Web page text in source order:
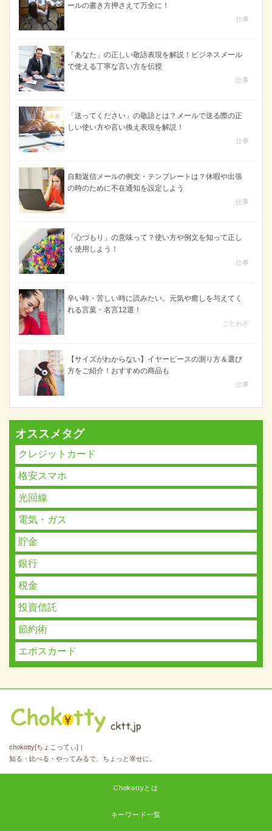
ールの書き方押さえて万全に！
仕事
「あなた」の正しい敬語表現を解説！ビジネスメール
で使える丁寧な言い方を伝授
仕事
「送ってください」の敬語とは？メールで送る際の正
しい使い方や言い換え表現を解説！
仕事
自動返信メールの例文・テンプレートは？休暇や出張
の時のために不在通知を設定しよう
仕事
「心づもり」の意味って？使い方や例文を知って正し
く使用しよう！
仕事
辛い時・苦しい時に読みたい。元気や癒しを与えてく
れる言葉・名言12選！
ことわざ
【サイズがわからない】イヤーピースの測り方＆選び
方をご紹介！おすすめの商品も
仕事
オススメタグ
クレジットカード
格安スマホ
光回線
電気・ガス
貯金
銀行
税金
投資信託
節約術
エポスカード
chokotty[ちょこってぃ]｜
知る・比べる・やってみるで、ちょっと幸せに。
Chokottyとは
キーワード一覧